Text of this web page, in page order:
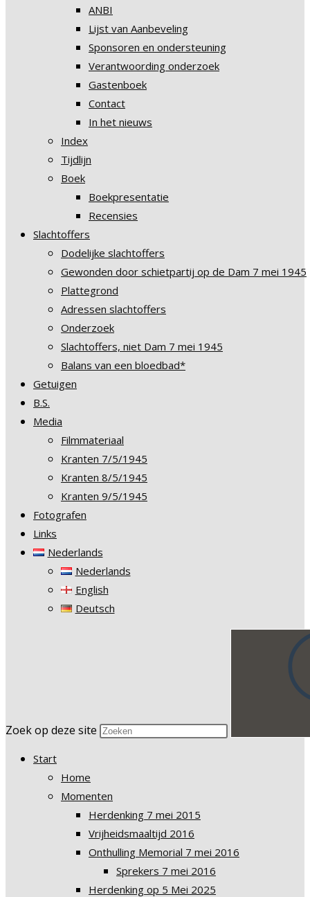
ANBI
Lijst van Aanbeveling
Sponsoren en ondersteuning
Verantwoording onderzoek
Gastenboek
Contact
In het nieuws
Index
Tijdlijn
Boek
Boekpresentatie
Recensies
Slachtoffers
Dodelijke slachtoffers
Gewonden door schietpartij op de Dam 7 mei 1945
Plattegrond
Adressen slachtoffers
Onderzoek
Slachtoffers, niet Dam 7 mei 1945
Balans van een bloedbad*
Getuigen
B.S.
Media
Filmmateriaal
Kranten 7/5/1945
Kranten 8/5/1945
Kranten 9/5/1945
Fotografen
Links
Nederlands
Nederlands
English
Deutsch
Zoek op deze site
Start
Home
Momenten
Herdenking 7 mei 2015
Vrijheidsmaaltijd 2016
Onthulling Memorial 7 mei 2016
Sprekers 7 mei 2016
Herdenking op 5 Mei 2025